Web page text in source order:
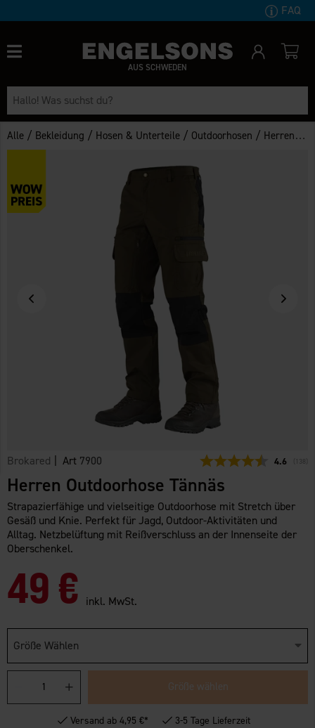
FAQ
AUS SCHWEDEN
Alle / Bekleidung / Hosen & Unterteile / Outdoorhosen / Herren Outdoorhose Tännäs
Brokared | Art 7900 4.6 138
Herren Outdoorhose Tännäs
Strapazierfähige und vielseitige Outdoorhose mit Stretch über
Gesäß und Knie. Perfekt für Jagd, Outdoor-Aktivitäten und
Alltag. Netzbelüftung mit Reißverschluss an der Innenseite der
Oberschenkel.
49 € inkl. MwSt.
Größe Wählen
Größe wählen
Versand ab 4,95 €*
3-5 Tage Lieferzeit